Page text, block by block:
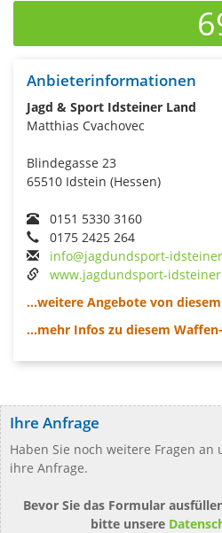
Anbieterinformationen
Jagd & Sport Idsteiner Land
Matthias Cvachovec
Blindegasse 23
65510 Idstein (Hessen)
0151 5330 3160
0175 2425 264
info@jagdundsport-
www.jagdundsport-
...weitere Angebote von
...mehr Infos zu diesem
Ihre Anfrage
Haben Sie noch weitere Fragen
ihre Anfrage.
Bevor Sie das Formular
bitte unsere